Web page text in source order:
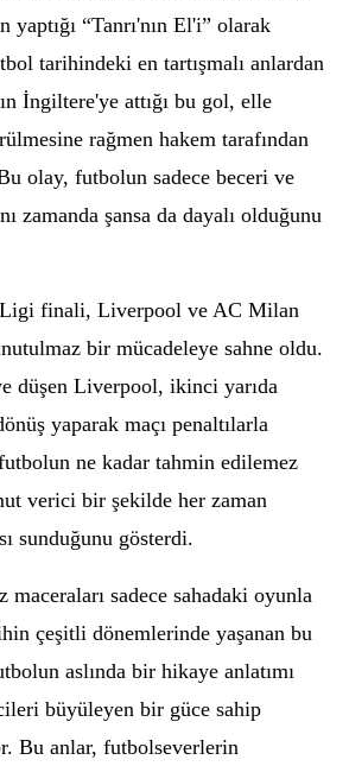
yaptığı “Tanrı'nın El'i” olarak
tarihindeki en tartışmalı anlardan
İngiltere'ye attığı bu gol, elle
rağmen hakem tarafından
olay, futbolun sadece beceri ve
zamanda şansa da dayalı olduğunu
finali, Liverpool ve AC Milan
bir mücadeleye sahne oldu.
düşen Liverpool, ikinci yarıda
yaparak maçı penaltılarla
ne kadar tahmin edilemez
verici bir şekilde her zaman
sunduğunu gösterdi.
sadece sahadaki oyunla
çeşitli dönemlerinde yaşanan bu
aslında bir hikaye anlatımı
büyüleyen bir güce sahip
Bu anlar, futbolseverlerin